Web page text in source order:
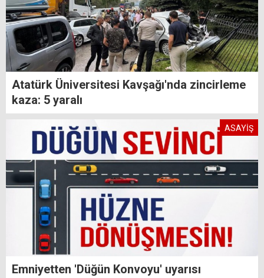
Atatürk Üniversitesi Kavşağı'nda zincirleme
kaza: 5 yaralı
ASAYİŞ
Emniyetten 'Düğün Konvoyu' uyarısı